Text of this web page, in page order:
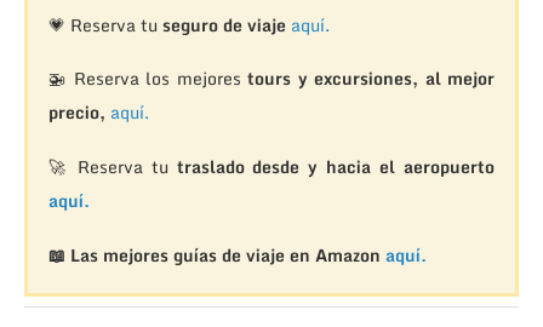
💗 Reserva tu seguro de viaje aquí.
🚁 Reserva los mejorestours y excursiones, al mejor
precio, aquí.
🚀 Reserva tu traslado desde y hacia el aeropuerto
aquí.
📖 Las mejores guías de viaje en Amazon aquí.